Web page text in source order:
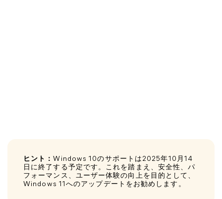
ヒント：Windows 10のサポートは2025年10月14
日に終了する予定です。これを踏まえ、安全性、パ
フォーマンス、ユーザー体験の向上を目的として、
Windows 11へのアップデートをお勧めします。